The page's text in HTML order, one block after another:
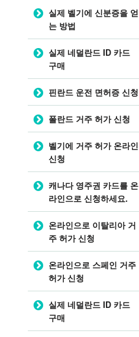
실제 벨기에 신분증을 얻
는 방법
실제 네덜란드 ID 카드
구매
핀란드 운전 면허증 신청
폴란드 거주 허가 신청
벨기에 거주 허가 온라인
신청
캐나다 영주권 카드를 온
라인으로 신청하세요.
온라인으로 이탈리아 거
주 허가 신청
온라인으로 스페인 거주
허가 신청
실제 네덜란드 ID 카드
구매